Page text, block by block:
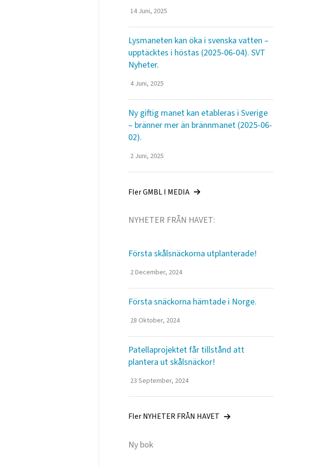
14 Juni, 2025
Lysmaneten kan öka i svenska vatten –
upptäcktes i höstas (2025-06-04). SVT
Nyheter.
4 Juni, 2025
Ny giftig manet kan etableras i Sverige
– bränner mer än brännmanet (2025-06-
02).
2 Juni, 2025
Fler GMBL I MEDIA
NYHETER FRÅN HAVET:
Första skålsnäckorna utplanterade!
2 December, 2024
Första snäckorna hämtade i Norge.
28 Oktober, 2024
Patellaprojektet får tillstånd att
plantera ut skålsnäckor!
23 September, 2024
Fler NYHETER FRÅN HAVET
Ny bok